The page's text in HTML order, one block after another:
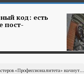
код: есть
пост-
«Профессионалитета» начнут...